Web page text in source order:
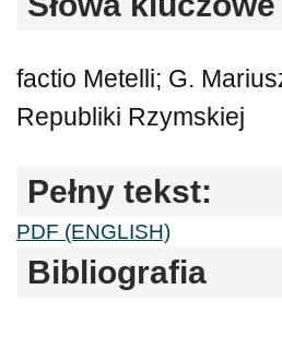
factio Metelli; G.
Republiki Rzymskiej
Pełny tekst:
PDF (ENGLISH)
Bibliografia